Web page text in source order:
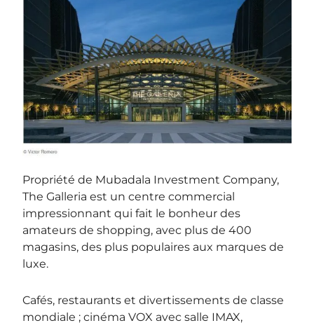
Propriété de Mubadala Investment Company,
The Galleria est un centre commercial
impressionnant qui fait le bonheur des
amateurs de shopping, avec plus de 400
magasins, des plus populaires aux marques de
luxe.
Cafés, restaurants et divertissements de classe
mondiale ; cinéma VOX avec salle IMAX,